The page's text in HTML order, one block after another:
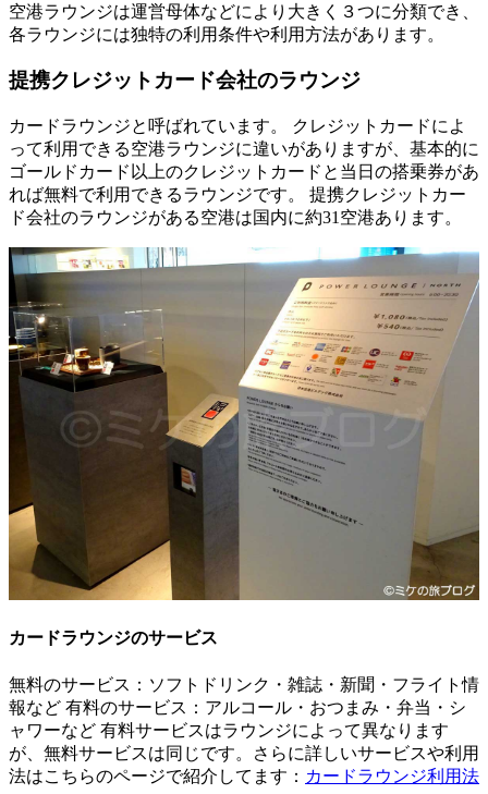
空港ラウンジは運営母体などにより大きく３つに分類でき、
各ラウンジには独特の利用条件や利用方法があります。
提携クレジットカード会社のラウンジ
カードラウンジと呼ばれています。 クレジットカードによ
って利用できる空港ラウンジに違いがありますが、基本的に
ゴールドカード以上のクレジットカードと当日の搭乗券があ
れば無料で利用できるラウンジです。 提携クレジットカー
ド会社のラウンジがある空港は国内に約31空港あります。
カードラウンジのサービス
無料のサービス：ソフトドリンク・雑誌・新聞・フライト情
報など 有料のサービス：アルコール・おつまみ・弁当・シ
ャワーなど 有料サービスはラウンジによって異なります
が、無料サービスは同じです。さらに詳しいサービスや利用
法はこちらのページで紹介してます： カードラウンジ利用法